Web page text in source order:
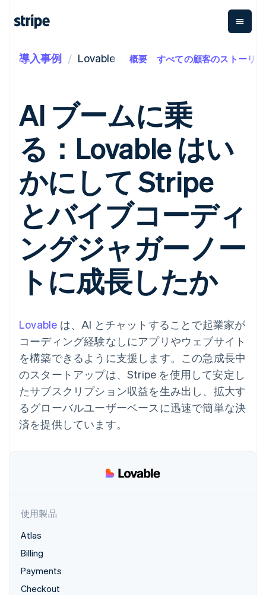
支払い
オンライン決
済
Managed
Payments
マーチャント
オブレコード
ソリューショ
ン
Payment links
コーディング
不要の決済ペ
ージ
Checkout
構築済み決済
Elements
柔軟な UI コン
ポーネント
決済手段
125 以上の決
対面支払い
Authorization
Boost
決済成功率の
最適化
Link
スピーディー
な決済
収益
経常収益
Metronome
サブスクリ
プション
プションの
管理
Invoicing
1 回限りまた
は継続
Tax
VAT の自動
計算
Revenue
Recognition
会計管理の
Sigma
カスタムレ
ポート
Data
Pipeline
データの同
期
資金管
Global
Payouts
第三者
への入
金
プラッ
その他
Atlas
スタートアップの企業設立
Climate
カーボンリムーバル
Identity
オンライン本人確認
企業規模別
ユースケース別
ース
E コマース / ECサイト
埋込型金融
請求・財務関連
グローバルビジネス
アプリ内決済
マーケットプレイス
資金管理
プラットフォーム
SaaS
業種別
AI 企業
クリエイターエコノミ―
ゲーム
ホスピタリティ、旅行、
レジャー
メディアおよびエンター
テインメント
非営利団体
ビス
小売業
ドキュメント
ライブラリと SDK
Stripe Apps
オンライン決済を受け付
け
構築済みの決済を実装
プラットフォームまたは
マーケットプレイスを構
築する
サブスクリプションを管
理
従量課金請求を提供
ステーブルコイン担保型
のカードを発行
と管理
リソース
コードサンプル
開発者のブログ
API ステータス
学ぶ
サポート
サポートに問い合わせる
管理サポートプラン
プロフェッショナルサー
ビス
会社
製品ロードマップ
Sessions 年次カンファ
ニュースルーム
Stripe Press
お問い合わせ
営業にお問い合わせ
パートナーになる
導入事例 Lovable 概要 すべての顧客のストーリー
AI ブームに乗
る：Lovable はい
かにして Stripe
とバイブコーディ
ングジャガーノー
トに成長したか
Lovable は、AI とチャットすることで起業家が
コーディング経験なしにアプリやウェブサイト
を構築できるように支援します。この急成長中
のスタートアップは、Stripe を使用して安定し
たサブスクリプション収益を生み出し、拡大す
るグローバルユーザーベースに迅速で簡単な決
済を提供しています。
使用製品
Atlas
Billing
Payments
Checkout